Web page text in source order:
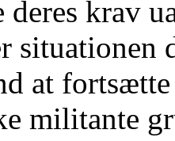
krav
situationen
at
militante